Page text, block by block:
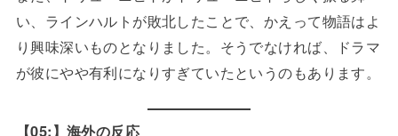
い、ラインハルトが敗北したことで、かえって物語はよ
り興味深いものとなりました。そうでなければ、ドラマ
が彼にやや有利になりすぎていたというのもあります。
【05:】海外の反応